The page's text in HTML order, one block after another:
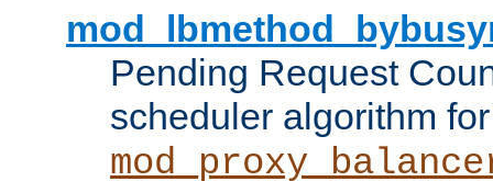
Pending Request
scheduler algorithm for